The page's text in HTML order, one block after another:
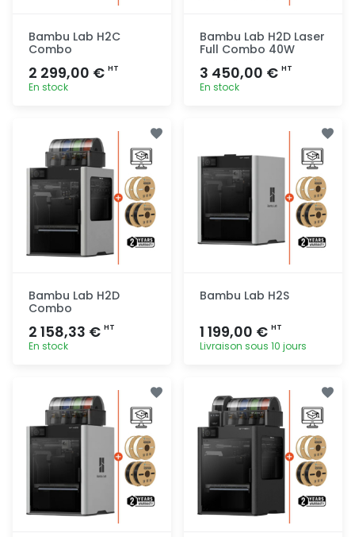
Bambu Lab H2C
Combo
2 299,00 € HT
En stock
rapide
Bambu Lab H2D Laser
Full Combo 40W
3 450,00 € HT
En stock
Bambu Lab H2D
Combo
2 158,33 € HT
En stock
rapide
Bambu Lab H2S
1 199,00 € HT
Livraison sous 10 jours
rapide